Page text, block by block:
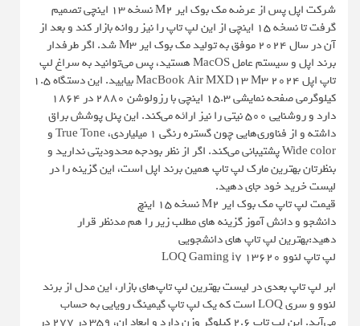
شرکت اپل پس از عرضه مک بوک ایر M2 نسخه 13 اینچی تصمیم
گرفت تا نسخه 15 اینچی از این لپ تاپ را نیز روانه بازار کند و بعد از
آن در سال 2024 موفق به تولید مک بوک ایر M3 شد. اگر طرفدار
برند اپل و سیستم عامل MacOS هستید، پس می‌توانید به سراغ لپ
تاپ اپل MacBook Air MXD13 M3 2024 بیایید. این دستگاه 1.5
کیلوگرمی صفحه نمایشی 15.3 اینچی با رزولوشن 2880 در 1864
دارد و روشنایی 500 نیتی را نیز ارائه می‌کند. این پنل پوشش براق
داشته و از فناوری‌هایی چون گستره رنگی 1 میلیاردی، True Tone و
Wide color پشتیبانی می‌کند. اگر از نظر بودجه محدودیتی ندارید و
بنظرتان بهترین مارک لپ تاپ همین برند اپل است، این گزینه را در
لیست خرید خود جای دهید.
قیمت لپ تاپ مک بوک ایر M2 نسخه 15 اینچ
دانشجو و دانش آموز گزینه های مطلب زیر را هم مدنظر قرار
دهید:بهترین لپ تاپ های دانشجویی
لپ تاپ لنوو LOQ Gaming i7 13620
ابر لپ تاپ بعدی در لیست بهترین لپ تاپ‌های بازار، این مدل از برند
لنوو و سری LOQ است که یک لپ تاپ گیمینگ رویایی به حساب